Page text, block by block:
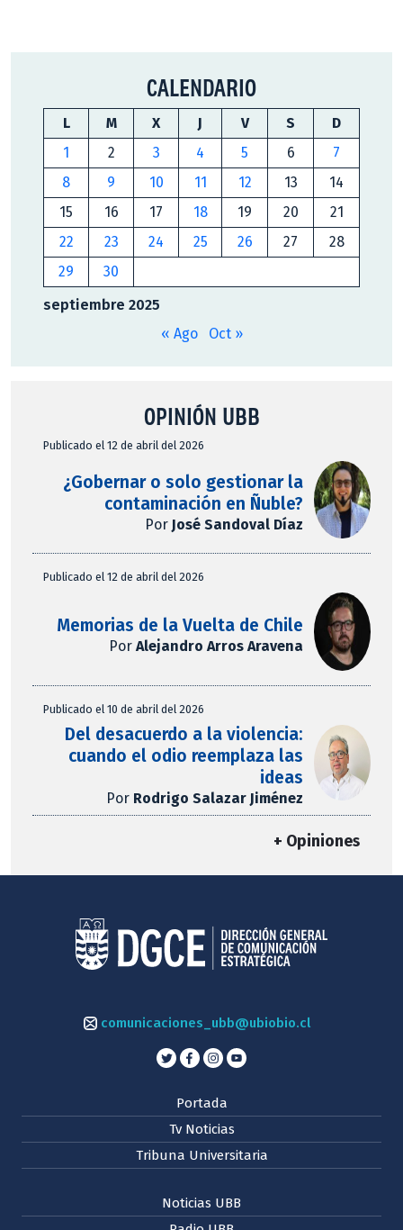
CALENDARIO
septiembre 2025
L M X J V S
D
1
2 3 4 5 6
7
8
9 10 11 12 13
14
15
16 17 18 19 20
21
22
23 24 25 26 27
28
29
30
« Ago Oct »
OPINIÓN UBB
Publicado el 12 de abril del 2026
¿Gobernar o solo gestionar la
contaminación en Ñuble?
Por José Sandoval Díaz
Publicado el 12 de abril del 2026
Memorias de la Vuelta de Chile
PorAlejandro Arros Aravena
Publicado el 10 de abril del 2026
Del desacuerdo a la violencia:
cuando el odio reemplaza las
ideas
Por Rodrigo Salazar Jiménez
+ Opiniones
comunicaciones_ubb@ubiobio.cl
Portada
Tv Noticias
Tribuna Universitaria
Noticias UBB